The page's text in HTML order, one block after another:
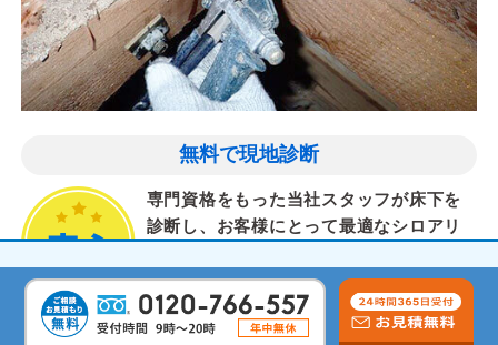
無料で現地診断
専門資格をもった当社スタッフが床下を
診断し、お客様にとって最適なシロアリ
気配りと丁寧な作業